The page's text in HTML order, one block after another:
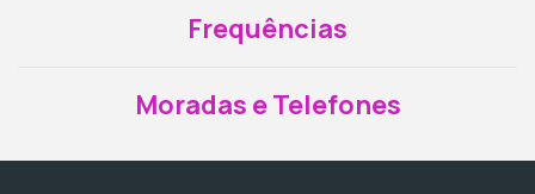
Frequências
Moradas e Telefones